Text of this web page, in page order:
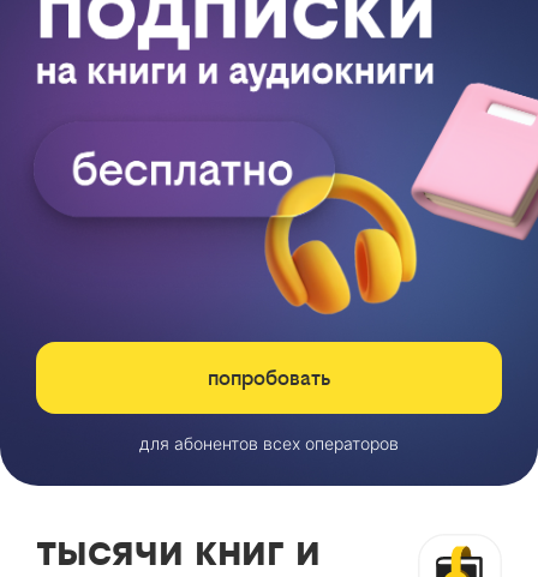
попробовать
для абонентов всех операторов
тысячи книг и